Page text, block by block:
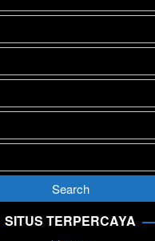
SITUS TERPERCAYA